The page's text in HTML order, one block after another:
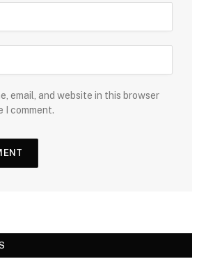
email, and website in this browser
I comment.